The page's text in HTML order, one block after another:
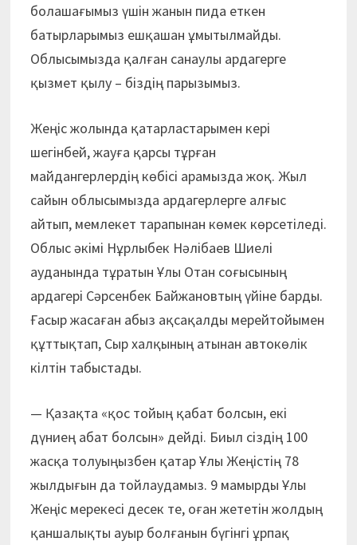
болашағымыз үшін жанын пида еткен
батырларымыз ешқашан ұмытылмайды.
Облысымызда қалған санау­лы ардагерге
қызмет қылу – біздің парызымыз.
Жеңіс жолында қатарластарымен кері
шегінбей, жауға қарсы тұрған
майдангерлердің көбісі арамызда жоқ. Жыл
сайын облысымызда ардагерлерге алғыс
айтып, мемлекет тарапынан көмек көрсетіледі.
Облыс әкімі Нұрлыбек Нәлібаев Шиелі
ауданында тұратын Ұлы Отан соғысының
ардагері Сәрсенбек Байжановтың үйіне барды.
Ғасыр жасаған абыз ақсақалды мерейтойымен
құттықтап, Сыр халқының атынан автокөлік
кілтін табыстады.
— Қазақта «қос тойың қабат болсын, екі
дүниең абат болсын» дейді. Биыл сіздің 100
жасқа толуыңызбен қатар Ұлы Жеңістің 78
жылдығын да тойлаудамыз. 9 мамырды Ұлы
Жеңіс мерекесі десек те, оған жететін жолдың
қаншалықты ауыр болғанын бүгінгі ұрпақ